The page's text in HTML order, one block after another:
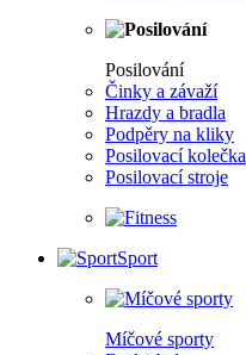
Posilování
Činky a závaží
Hrazdy a bradla
Podpěry na kliky
Posilovací kolečka
Posilovací stroje
Sport
Míčové sporty